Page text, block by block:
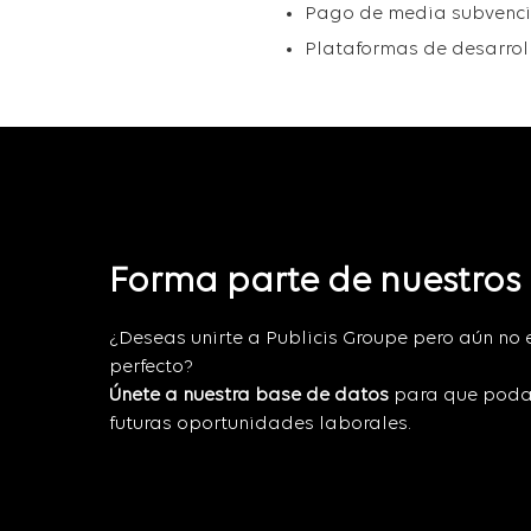
Pago de media
Plataformas de
Forma parte de
¿Deseas unirte a Publicis Groupe pero aún no
perfecto?
Únete a nuestra base de datos para que
futuras oportunidades laborales.